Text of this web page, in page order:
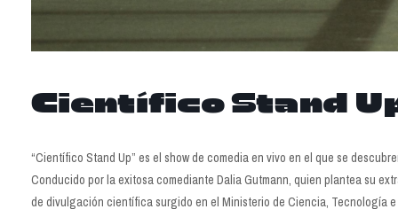
Científico Stand
“Científico Stand Up” es el show de comedia en vivo en el que se
Conducido por la exitosa comediante Dalia Gutmann, quien plantea su
de divulgación científica surgido en el Ministerio de Ciencia, Tecnología